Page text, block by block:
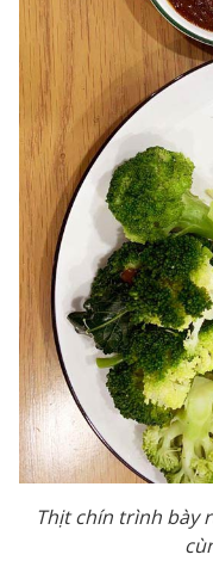
Thịt chín trình bày